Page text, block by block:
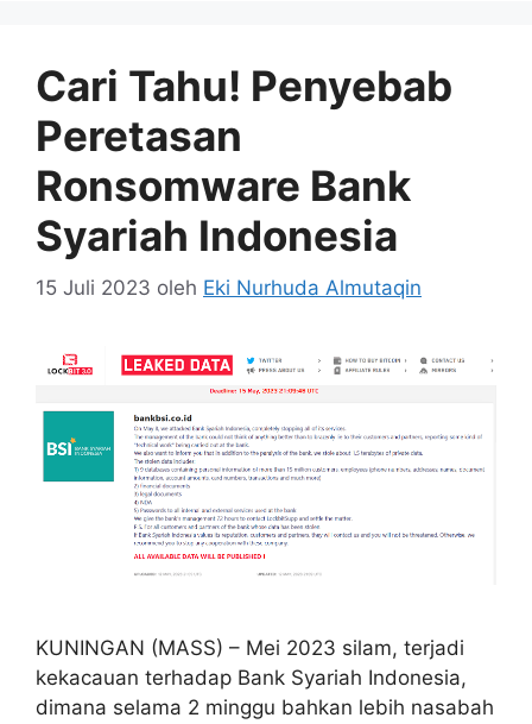
Cari Tahu! Penyebab
Peretasan
Ronsomware Bank
Syariah Indonesia
15 Juli 2023 oleh Eki Nurhuda Almutaqin
KUNINGAN (MASS) – Mei 2023 silam, terjadi
kekacauan terhadap Bank Syariah Indonesia,
dimana selama 2 minggu bahkan lebih nasabah